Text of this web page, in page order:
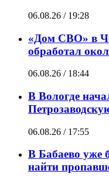
06.08.26 / 19:28
«Дом СВО» в
обработал
06.08.26 / 18:44
В Вологде
06.08.26 / 17:55
В Бабаево уже
найти